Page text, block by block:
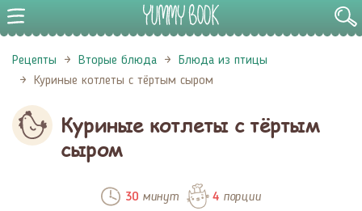
Рецепты Вторые блюда
Блюда из птицы
Куриные котлеты с тёртым сыром
Куриные котлеты с тёртым
сыром
30минут 4порции